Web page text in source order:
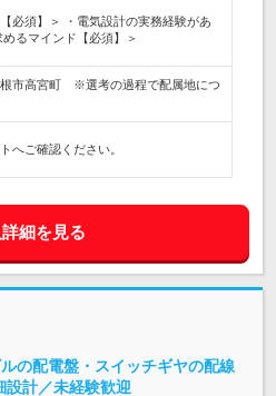
必須】＞ ・電気設計の実務経験があ
るマインド【必須】＞
根市高宮町 ※選考の過程で配属地につ
へご確認ください。
細を見る
の配電盤・スイッチギヤの配線
設計／未経験歓迎